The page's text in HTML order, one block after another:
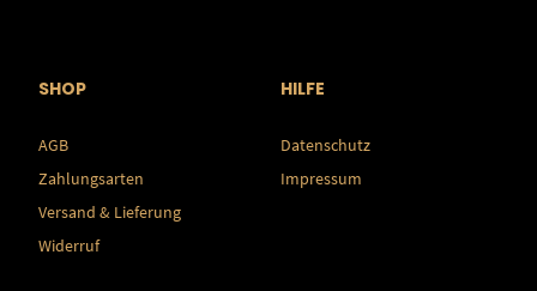
SHOP
AGB
Zahlungsarten
Versand & Lieferung
Widerruf
HILFE
Datenschutz
Impressum